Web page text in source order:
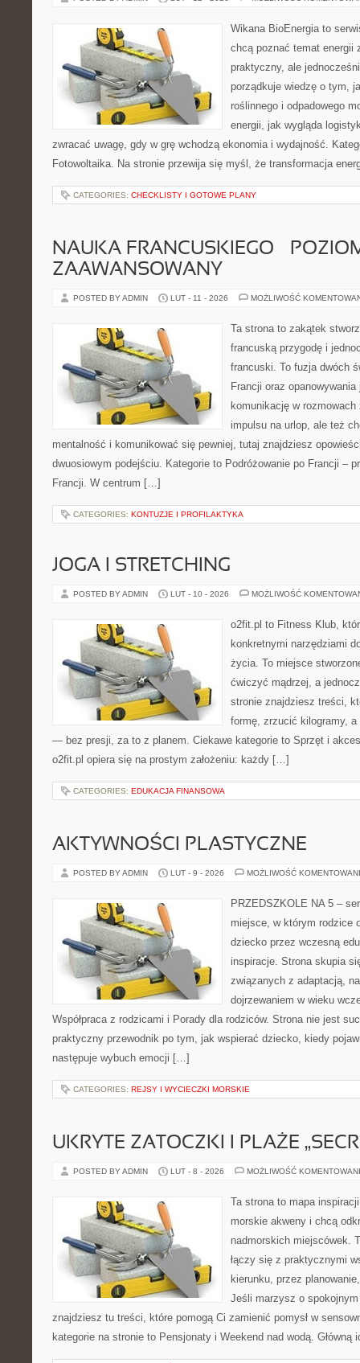
Wikana BioEnergia to
chcą poznać temat energii
praktyczny, ale
porządkuje wiedzę o tym,
roślinnego i odpadowego
energii, jak wygląda
zwracać uwagę, gdy w grę wchodzą ekonomia i wydajność.
Fotowoltaika. Na stronie przewija się myśl, że transformacja
CATEGORIES: CHECKLISTY I GOTOWE PLANY
NAUKA FRANCUSKIEGO –
ZAAWANSOWANY
POSTED BY ADMIN LUT - 11 - 2026 MOŻLIWOŚĆ
Ta strona to zakątek
francuską przygodę i
francuski. To fuzja dwóch
Francji oraz
komunikację w
impulsu na urlop, ale też
mentalność i komunikować się pewniej, tutaj znajdziesz
dwuosiowym podejściu. Kategorie to Podróżowanie po Francji –
Francji. W centrum […]
CATEGORIES: KONTUZJE I PROFILAKTYKA
JOGA I STRETCHING
POSTED BY ADMIN LUT - 10 - 2026 MOŻLIWOŚĆ
o2fit.pl to Fitness Klub,
konkretnymi narzędziami
życia. To miejsce
ćwiczyć mądrzej, a
stronie znajdziesz treści,
formę, zrzucić kilogramy,
— bez presji, za to z planem. Ciekawe kategorie to Sprzęt i
o2fit.pl opiera się na prostym założeniu: każdy […]
CATEGORIES: EDUKACJA FINANSOWA
AKTYWNOŚCI PLASTYCZNE
POSTED BY ADMIN LUT - 9 - 2026 MOŻLIWOŚĆ
PRZEDSZKOLE NA 5 –
miejsce, w którym rodzice
dziecko przez wczesną
inspiracje. Strona skupia
związanych z adaptacją,
dojrzewaniem w wieku
Współpraca z rodzicami i Porady dla rodziców. Strona nie jest
praktyczny przewodnik po tym, jak wspierać dziecko, kiedy
następuje wybuch emocji […]
CATEGORIES: REJSY I WYCIECZKI MORSKIE
UKRYTE ZATOCZKI I PLAŻE
POSTED BY ADMIN LUT - 8 - 2026 MOŻLIWOŚĆ
Ta strona to mapa
morskie akweny i chcą
nadmorskich miejscówek.
łączy się z praktycznymi
kierunku, przez
Jeśli marzysz o
znajdziesz tu treści, które pomogą Ci zamienić pomysł w
kategorie na stronie to Pensjonaty i Weekend nad wodą.